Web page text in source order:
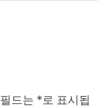
드는 * 로 표시됩